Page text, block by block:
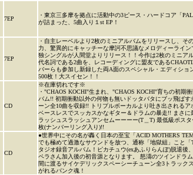
7EP
・東京三多摩を拠点に活動中の3ピース・ハードコア「
が詰まった、5曲入り１st EP！
7EP
・自主レーベルより2枚のミニアルバムをリリースし、そ
力、驚異的にキャッチーな摩訶不思議なメロディーライ
独シングルが人間堂よりリリース！！今作は2枚のミニア
代名詞である2曲を、レコーディングに盟友である
バーらも参加し新録した両A面のスペシャル・エディショ
500枚！大スイセン！！
CD
※在庫切れです※
・"CHAOS KOCHI"生まれ、"CHAOS KOCHI"育ちの初期
バム!! 初期衝動以外の何物も無いドッタバタにブッ飛ばす
ーン全10曲を収録!! トリプルボーカルより吐き出されるア
ベースレスでスッカスかなギター＆ドラムの暴走!! まさに
ラッシュスラッシュアンセムーーーー(T＿T) 最低級ポス
枚(ナンバーリング入り)!!
CD
●世界中にその名が轟く日本の至宝「ACID MOTHERS
でも極めて過激なサウンドを放つ、通称「地獄組」こと「
タジオ録音アルバム！ピカチュウ(exあふりらんぽ)脱退後
ペラさん加入後の初音源となります。 怒濤のツインドラ
間に渡るサイケデリックスペーシーチューン全3トラック
がれるパンク魂！